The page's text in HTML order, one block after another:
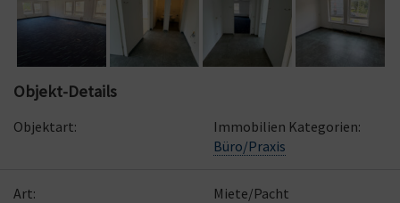
Objekt-Details
Objektart:
Immobilien Kategorien:
Büro/Praxis
Art: Miete/Pacht